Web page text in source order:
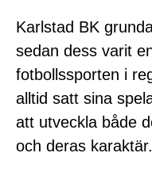
Karlstad BK
sedan dess varit
fotbollssporten i
alltid satt sina
att utveckla både
och deras karaktär.